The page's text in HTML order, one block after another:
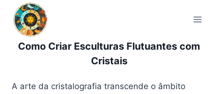
Pular
para
ConteúdoComo Criar Esculturas Flutuantes com
Cristais
A arte da cristalografia transcende o âmbito